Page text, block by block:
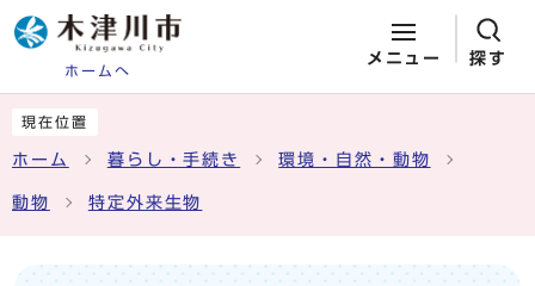
ホームへ
メニュー 探す
現在位置
ホーム 暮らし・手続き 環境・自然・動物
動物 特定外来生物